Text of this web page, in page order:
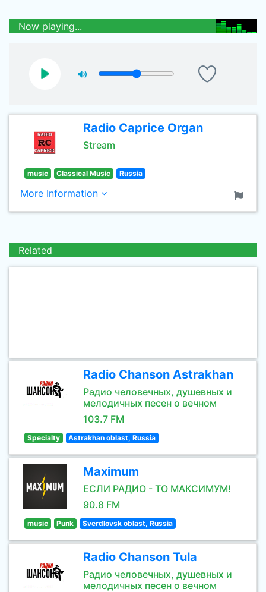
Now playing...
Radio Caprice Organ
Stream
music Classical Music Russia
More Information
Related
Radio Chanson Astrakhan
Радио человечных, душевных и
мелодичных песен о вечном
103.7 FM
Specialty Astrakhan oblast, Russia
Maximum
ЕСЛИ РАДИО - ТО МАКСИМУМ!
90.8 FM
music Punk Sverdlovsk oblast, Russia
Radio Chanson Tula
Радио человечных, душевных и
мелодичных песен о вечном